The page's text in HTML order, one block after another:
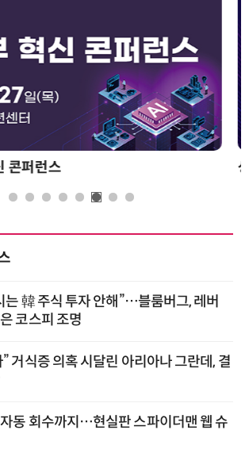
에이전트 운영 전략 및 사례
는 韓 주식 투자 안해”…블룸버그, 레버
코스피 조명
거식증 의혹 시달린 아리아나 그란데, 결
동 회수까지…현실판 스파이더맨 웹 슈